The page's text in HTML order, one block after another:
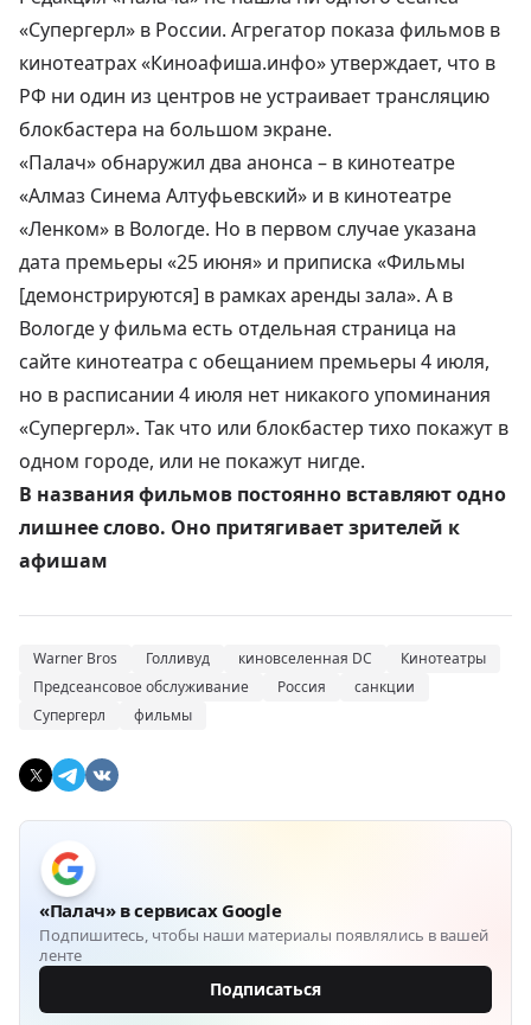
«Супергерл» в России. Агрегатор показа фильмов в
кинотеатрах «Киноафиша.инфо» утверждает, что в
РФ ни один из центров не устраиваеттрансляцию
блокбастера на большом экране.
«Палач» обнаружил два анонса – в кинотеатре
«Алмаз Синема Алтуфьевский» и в кинотеатре
«Ленком» в Вологде. Но в первом случае указана
дата премьеры «25 июня» и приписка «Фильмы
[демонстрируются] в рамках аренды зала». А в
Вологде уфильма есть отдельная страница на
сайте кинотеатра с обещанием премьеры 4 июля,
но в расписании 4 июля нет никакого упоминания
«Супергерл». Так что или блокбастер тихо покажут в
одном городе, или не покажут нигде.
В названия фильмов постоянно вставляют одно
лишнее слово. Оно притягивает зрителей к
афишам
Warner Bros Голливуд киновселенная DC
Кинотеатры
Предсеансовое обслуживание
Россия
санкции
Супергерл
фильмы
«Палач» в сервисах Google
Подпишитесь, чтобы наши материалы появлялись в вашей
ленте
Подписаться